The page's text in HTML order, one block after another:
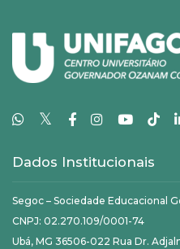
𝕏
Dados Institucionais
Segoc – Sociedade Educacional
CNPJ: 02.270.109/0001-74
Ubá, MG 36506-022 Rua Dr.